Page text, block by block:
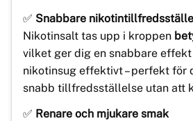
✅ Snabbare
Nikotinsalt tas upp i kroppen
vilket ger dig en snabbare
nikotinsug effektivt – perfekt för
snabb tillfredsställelse utan att
✅ Renare och mjukare smak